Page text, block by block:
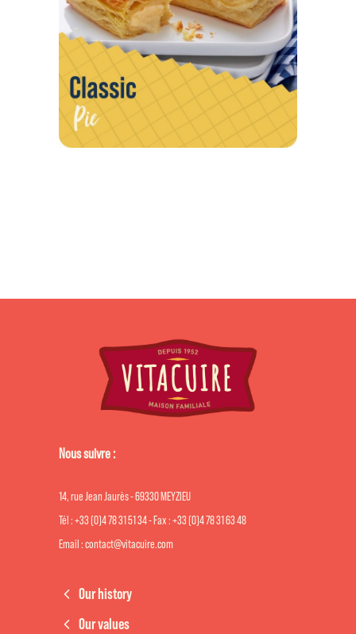
Nous suivre :
14, rue Jean Jaurès - 69330 MEYZIEU
Tél : +33 (0)4 78 31 51 34 - Fax : +33 (0)4 78 31 63 48
Email : contact@vitacuire.com
Our history
Our values